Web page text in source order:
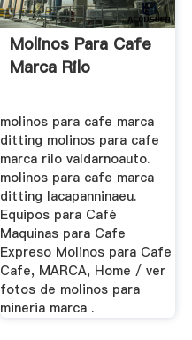
Molinos Para Cafe
Marca Rilo
molinos para cafe marca
ditting molinos para cafe
marca rilo valdarnoauto.
molinos para cafe marca
ditting lacapanninaeu.
Equipos para Café
Maquinas para Cafe
Expreso Molinos para Cafe
Cafe, MARCA, Home / ver
fotos de molinos para
mineria marca .